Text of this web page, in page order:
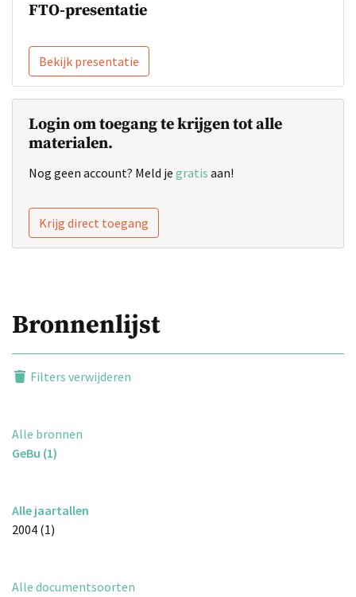
FTO-presentatie
Bekijk presentatie
Login om toegang te krijgen tot alle
materialen.
Nog geen account? Meld je gratis aan!
Krijg direct toegang
Bronnenlijst
Filters verwijderen
Alle bronnen
GeBu (1)
Alle jaartallen
2004 (1)
Alle documentsoorten